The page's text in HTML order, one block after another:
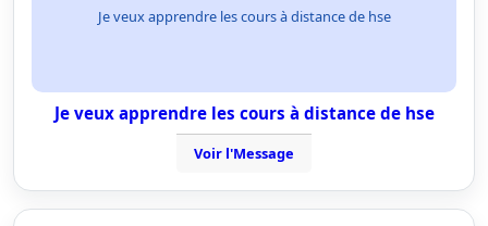
Je veux apprendre les cours à distance de hse
Je veux apprendre les cours à distance de hse
Voir l'Message